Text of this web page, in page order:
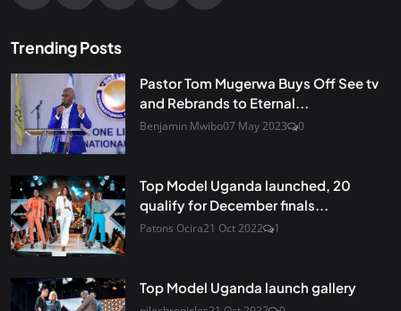
Trending Posts
Pastor Tom Mugerwa Buys Off See tv
and Rebrands to Eternal...
Benjamin Mwibo07 May 2023 0
Top Model Uganda launched, 20
qualify for December finals...
Patons Ocira21 Oct 2022 1
Top Model Uganda launch gallery